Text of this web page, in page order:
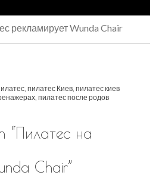
рекламирует Wunda Chair
пилатес Киев пилатес киев
пилатес после родов
“Пилатес на
Chair”